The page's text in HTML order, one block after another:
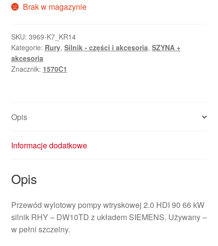
Brak w magazynie
SKU: 3969-K7_KR14
Kategorie: Rury, Silnik - części i akcesoria, SZYNA +
akcesoria
Znacznik: 1570C1
Opis
Informacje dodatkowe
Opis
Przewód wylotowy pompy wtryskowej 2.0 HDI 90 66 kW
silnik RHY – DW10TD z układem SIEMENS. Używany –
w pełni szczelny.